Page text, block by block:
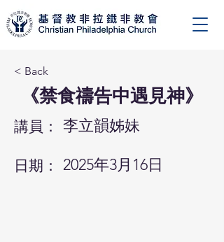
< Back
《禁食禱告中遇見神》
講員： 李立韻姊妹
日期： 2025年3月16日